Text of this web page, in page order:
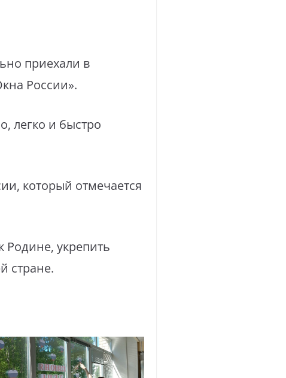
приехали в
России».
легко и быстро
который отмечается
укрепить
стране.